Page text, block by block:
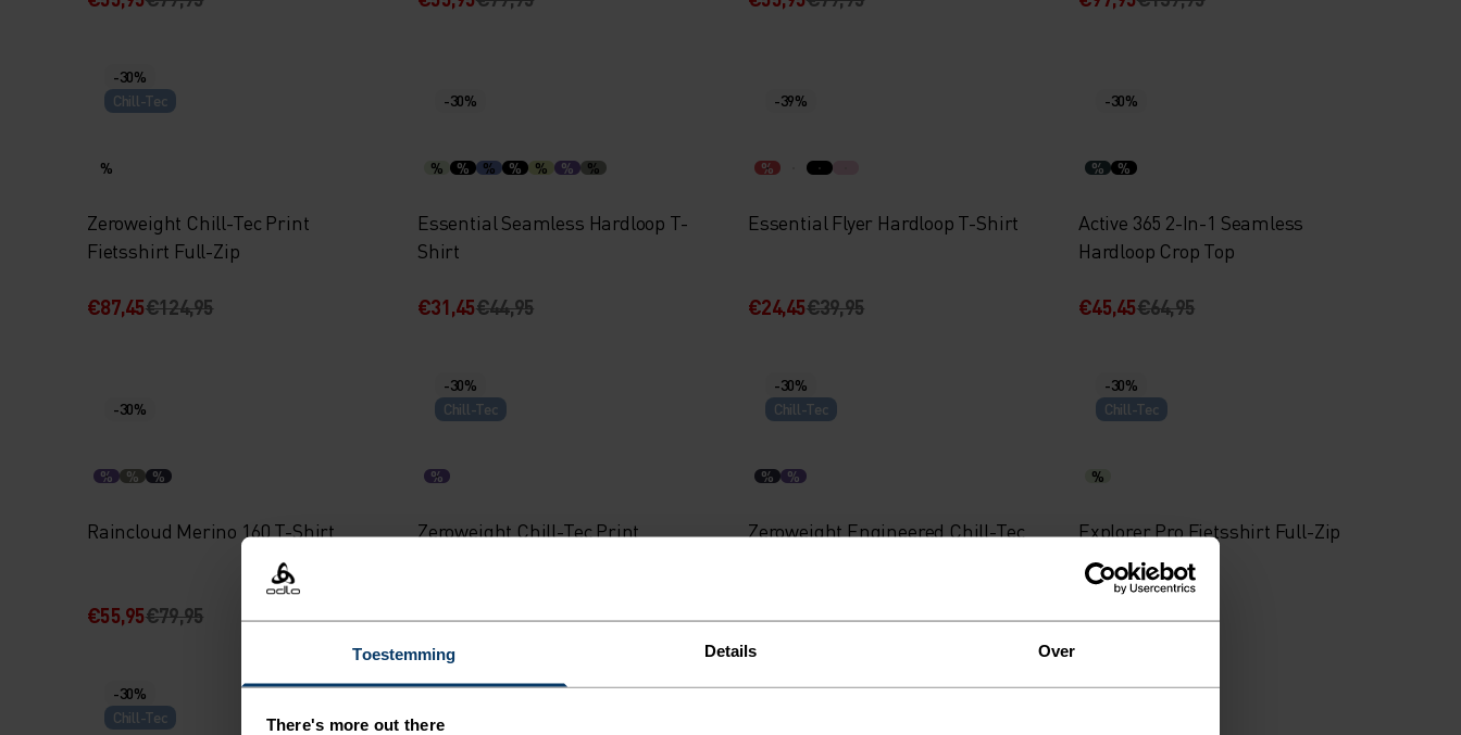
Toestemming Details Over
There's more out there
-30%
Chill-Tec
%
Zeroweight Chill-Tec Print
Fietsshirt Full-Zip
€87,45€124,95
-30%
% % % % % % %
Essential Seamless Hardloop T-
Shirt
€31,45€44,95
-39%
%
Essential Flyer Hardloop T-Shirt
€24,45€39,95
-30%
% %
Active 365 2-In-1 Seamless
Hardloop Crop Top
€45,45€64,95
-30%
% % %
Raincloud Merino 160 T-Shirt
€55,95€79,95
-30%
Chill-Tec
%
Zeroweight Chill-Tec Print
€41,95€59,95
-30%
Chill-Tec
% %
Zeroweight Engineered Chill-Tec
€38,45€54,95
-30%
Chill-Tec
%
Explorer Pro Fietsshirt Full-Zip
€94,45€134,95
-30%
Chill-Tec
-30%